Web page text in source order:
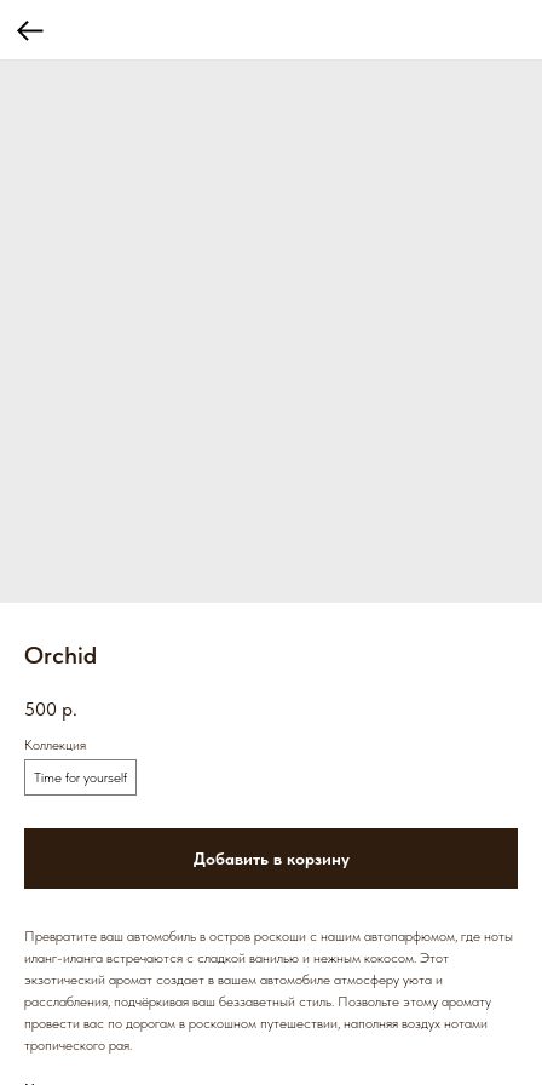
Orchid
500 р.
Коллекция
Time for yourself
Добавить в корзину
Превратите ваш автомобиль в остров роскоши с нашим автопарфюмом, где ноты
иланг-иланга встречаются с сладкой ванилью и нежным кокосом. Этот
экзотический аромат создает в вашем автомобиле атмосферу уюта и
расслабления, подчёркивая ваш беззаветный стиль. Позвольте этому аромату
провести вас по дорогам в роскошном путешествии, наполняя воздух нотами
тропического рая.